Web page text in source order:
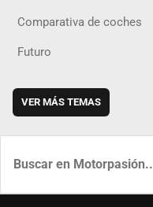
Comparativa de coches
Futuro
VER MÁS TEMAS